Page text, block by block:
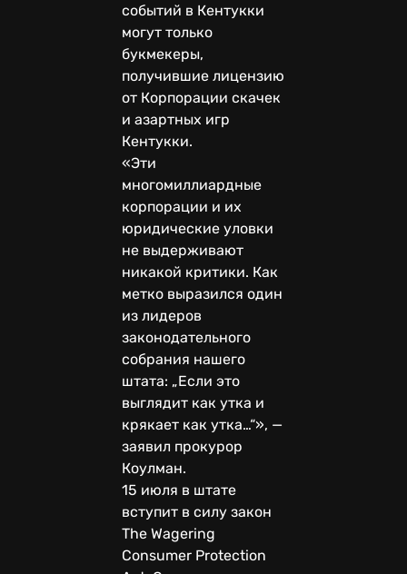
событий в Кентукки
могут только
букмекеры,
получившие лицензию
от Корпорации скачек
и азартных игр
Кентукки.
«Эти
многомиллиардные
корпорации и их
юридические уловки
не выдерживают
никакой критики. Как
метко выразился один
из лидеров
законодательного
собрания нашего
штата: „Если это
выглядит как утка и
крякает как утка…“», —
заявил прокурор
Коулман.
15 июля в штате
вступит в силу закон
The Wagering
Consumer Protection